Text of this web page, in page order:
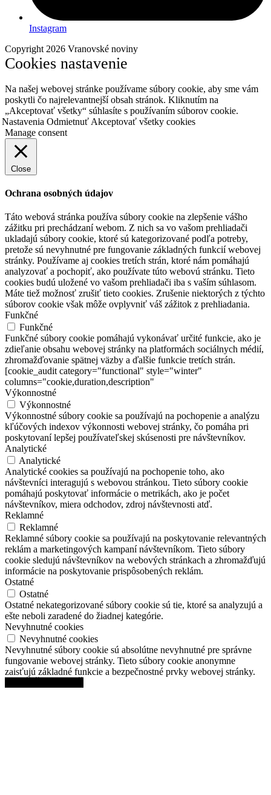
Instagram
Copyright 2026 Vranovské noviny
Cookies nastavenie
Na našej webovej stránke používame súbory cookie, aby sme vám
poskytli čo najrelevantnejší obsah stránok. Kliknutím na
„Akceptovať všetky“ súhlasíte s používaním súborov cookie.
Nastavenia Odmietnuť Akceptovať všetky cookies
Manage consent
Close
Ochrana osobných údajov
Táto webová stránka používa súbory cookie na zlepšenie vášho
zážitku pri prechádzaní webom. Z nich sa vo vašom prehliadači
ukladajú súbory cookie, ktoré sú kategorizované podľa potreby,
pretože sú nevyhnutné pre fungovanie základných funkcií webovej
stránky. Používame aj cookies tretích strán, ktoré nám pomáhajú
analyzovať a pochopiť, ako používate túto webovú stránku. Tieto
cookies budú uložené vo vašom prehliadači iba s vaším súhlasom.
Máte tiež možnosť zrušiť tieto cookies. Zrušenie niektorých z týchto
súborov cookie však môže ovplyvniť váš zážitok z prehliadania.
Funkčné
Funkčné
Funkčné súbory cookie pomáhajú vykonávať určité funkcie, ako je
zdieľanie obsahu webovej stránky na platformách sociálnych médií,
zhromažďovanie spätnej väzby a ďalšie funkcie tretích strán.
[cookie_audit category="functional" style="winter"
columns="cookie,duration,description"
Výkonnostné
Výkonnostné
Výkonnostné súbory cookie sa používajú na pochopenie a analýzu
kľúčových indexov výkonnosti webovej stránky, čo pomáha pri
poskytovaní lepšej používateľskej skúsenosti pre návštevníkov.
Analytické
Analytické
Analytické cookies sa používajú na pochopenie toho, ako
návštevníci interagujú s webovou stránkou. Tieto súbory cookie
pomáhajú poskytovať informácie o metrikách, ako je počet
návštevníkov, miera odchodov, zdroj návštevnosti atď.
Reklamné
Reklamné
Reklamné súbory cookie sa používajú na poskytovanie relevantných
reklám a marketingových kampaní návštevníkom. Tieto súbory
cookie sledujú návštevníkov na webových stránkach a zhromažďujú
informácie na poskytovanie prispôsobených reklám.
Ostatné
Ostatné
Ostatné nekategorizované súbory cookie sú tie, ktoré sa analyzujú a
ešte neboli zaradené do žiadnej kategórie.
Nevyhnutné cookies
Nevyhnutné cookies
Nevyhnutné súbory cookie sú absolútne nevyhnutné pre správne
fungovanie webovej stránky. Tieto súbory cookie anonymne
zaisťujú základné funkcie a bezpečnostné prvky webovej stránky.